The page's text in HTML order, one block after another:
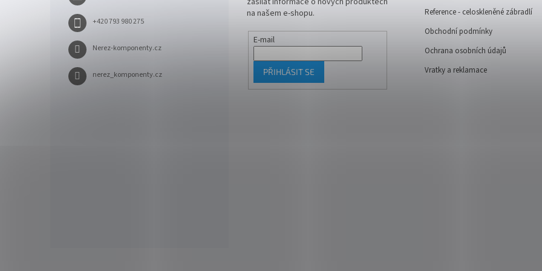
+420 793 980 275
Nerez-komponenty.cz
nerez_komponenty.cz
na našem e-shopu.
E-mail
PŘIHLÁSIT SE
Reference - celoskleněné zábradlí
Obchodní podmínky
Ochrana osobních údajů
Vratky a reklamace